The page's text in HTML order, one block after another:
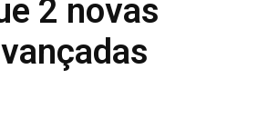
2 novas